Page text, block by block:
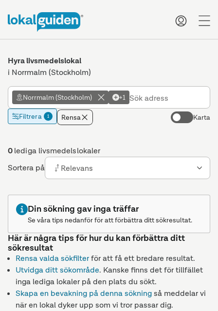
Hyra livsmedelslokal
i Norrmalm (Stockholm)
Norrmalm (Stockholm) +1
Filtrera 1 Rensa Karta
0lediga livsmedelslokaler
Sortera på
Relevans
Din sökning gav inga träffar
Se våra tips nedanför för att förbättra ditt sökresultat.
Här är några tips för hur du kan förbättra ditt
sökresultat
Rensa valda sökfilterför att få ett bredare resultat.
Utvidga ditt sökområde. Kanske finns det för tillfället
inga lediga lokaler på den plats du sökt.
Skapa en bevakning på denna sökningså meddelar vi
när en lokal dyker upp som vi tror passar dig.